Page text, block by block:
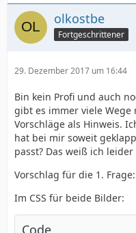
olkostbe
Fortgeschrittener
29. Dezember 2017 um 16:44
Bin kein Profi und auch
gibt es immer viele Wege
Vorschläge als Hinweis.
hat bei mir soweit
passt? Das weiß ich
Vorschlag für die 1. Frage:
Im CSS für beide Bilder:
Code